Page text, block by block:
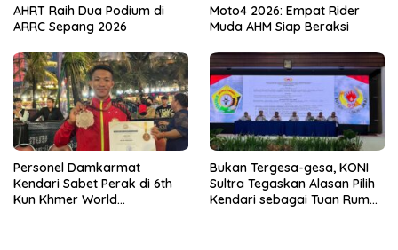
AHRT Raih Dua Podium di
ARRC Sepang 2026
Moto4 2026: Empat Rider
Muda AHM Siap Beraksi
Personel Damkarmat
Kendari Sabet Perak di 6th
Kun Khmer World
Bukan Tergesa-gesa, KONI
Sultra Tegaskan Alasan Pilih
Kendari sebagai Tuan Rumah